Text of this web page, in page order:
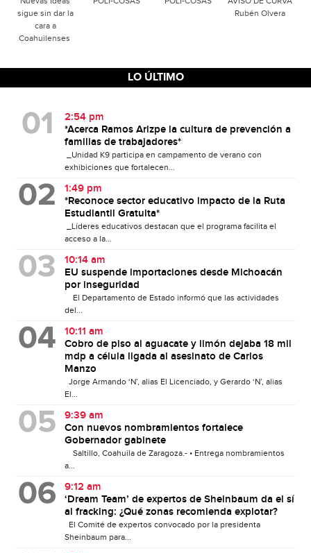
sigue sin dar la
cara a
Coahuilenses
Rubén Olvera
LO ÚLTIMO
2:54 pm
*Acerca Ramos Arizpe la cultura de prevención a
familias de trabajadores*
_Unidad K9 participa en campamento de verano con
exhibiciones que fortalecen...
1:49 pm
*Reconoce sector educativo impacto de la Ruta
Estudiantil Gratuita*
_Líderes educativos destacan que el programa facilita el
acceso a la...
10:14 am
EU suspende importaciones desde Michoacán
por inseguridad
El Departamento de Estado informó que las actividades
del...
10:11 am
Cobro de piso al aguacate y limón dejaba 18 mil
mdp a célula ligada al asesinato de Carlos
Manzo
Jorge Armando ‘N’, alias El Licenciado, y Gerardo ‘N’, alias
El...
9:39 am
Con nuevos nombramientos fortalece
Gobernador gabinete
Saltillo, Coahuila de Zaragoza.- • Entrega nombramientos
a...
9:12 am
‘Dream Team’ de expertos de Sheinbaum da el sí
al fracking: ¿Qué zonas recomienda explotar?
El Comité de expertos convocado por la presidenta
Sheinbaum para...